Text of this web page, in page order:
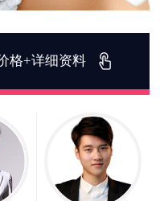
格+详细资料